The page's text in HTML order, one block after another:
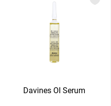
Davines OI Serum